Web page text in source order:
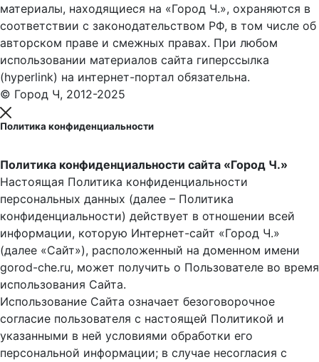
материалы, находящиеся на «Город Ч.», охраняются в
соответствии с законодательством РФ, в том числе об
авторском праве и смежных правах. При любом
использовании материалов сайта гиперссылка
(hyperlink) на интернет-портал обязательна.
© Город Ч, 2012-2025
Политика конфиденциальности
Политика конфиденциальности сайта «Город Ч.»
Настоящая Политика конфиденциальности
персональных данных (далее – Политика
конфиденциальности) действует в отношении всей
информации, которую Интернет-сайт «Город Ч.»
(далее «Сайт»), расположенный на доменном имени
gorod-che.ru, может получить о Пользователе во время
использования Cайта.
Использование Сайта означает безоговорочное
согласие пользователя с настоящей Политикой и
указанными в ней условиями обработки его
персональной информации; в случае несогласия с